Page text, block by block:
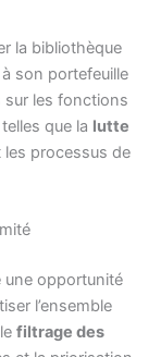
la bibliothèque
son portefeuille
sur les fonctions
que la lutte
les processus de
une opportunité
l’ensemble
lefiltrage des